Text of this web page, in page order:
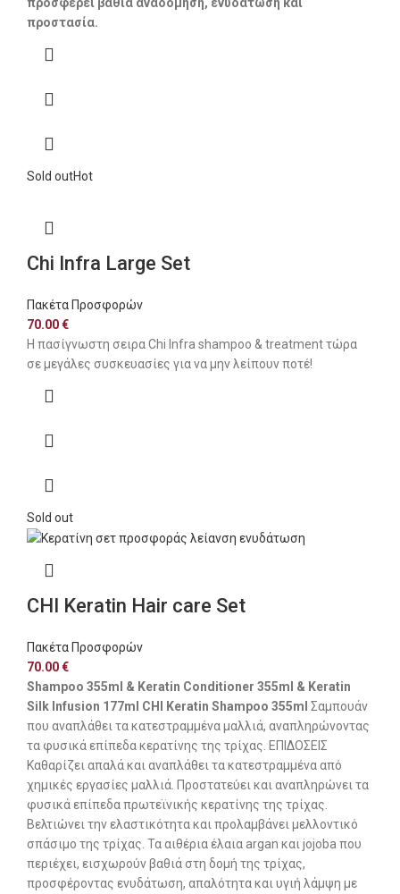
προστασία.
Sold outHot
Chi Infra Large Set
Πακέτα Προσφορών
70.00€
Η πασίγνωστη σειρα Chi Infra shampoo & treatment τώρα
σε μεγάλες συσκευασίες για να μην λείπουν ποτέ!
Sold out
CHI Keratin Hair care Set
Πακέτα Προσφορών
70.00€
Shampoo 355ml & Keratin Conditioner 355ml & Keratin
Silk Infusion 177ml CHI Keratin Shampoo 355ml Σαμπουάν
που αναπλάθει τα κατεστραμμένα μαλλιά, αναπληρώνοντας
τα φυσικά επίπεδα κερατίνης της τρίχας. ΕΠΙΔΟΣΕΙΣ
Καθαρίζει απαλά και αναπλάθει τα κατεστραμμένα από
χημικές εργασίες μαλλιά. Προστατεύει και αναπληρώνει τα
φυσικά επίπεδα πρωτεϊνικής κερατίνης της τρίχας.
Βελτιώνει την ελαστικότητα και προλαμβάνει μελλοντικό
σπάσιμο της τρίχας. Τα αιθέρια έλαια argan και jojoba που
περιέχει, εισχωρούν βαθιά στη δομή της τρίχας,
προσφέροντας ενυδάτωση, απαλότητα και υγιή λάμψη με